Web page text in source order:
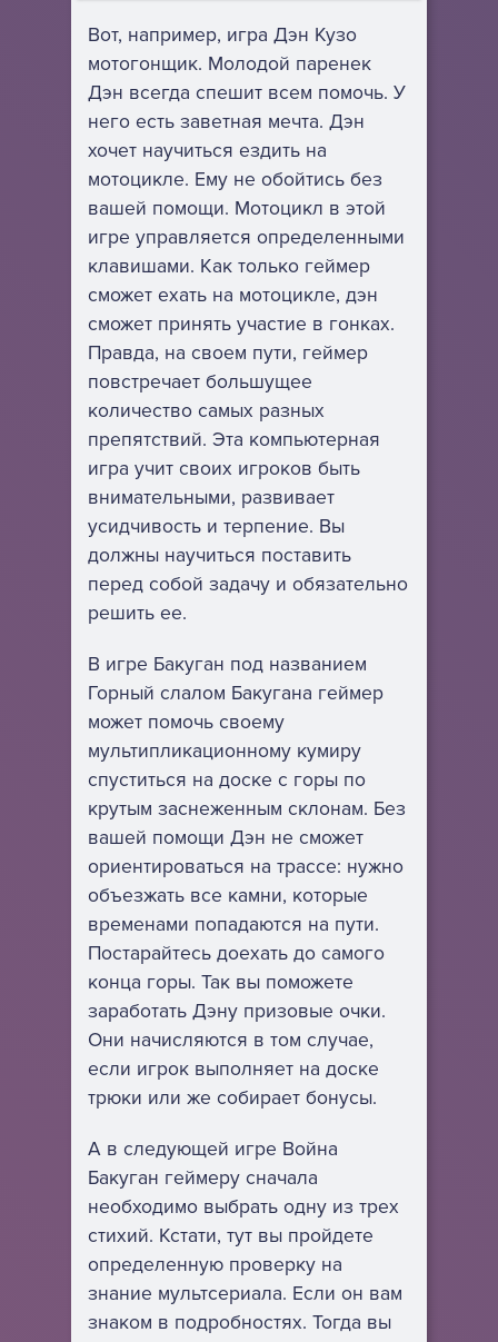
Вот, например, игра Дэн Кузо
мотогонщик. Молодой паренек
Дэн всегда спешит всем помочь. У
него есть заветная мечта. Дэн
хочет научиться ездить на
мотоцикле. Ему не обойтись без
вашей помощи. Мотоцикл в этой
игре управляется определенными
клавишами. Как только геймер
сможет ехать на мотоцикле, дэн
сможет принять участие в гонках.
Правда, на своем пути, геймер
повстречает большущее
количество самых разных
препятствий. Эта компьютерная
игра учит своих игроков быть
внимательными, развивает
усидчивость и терпение. Вы
должны научиться поставить
перед собой задачу и обязательно
решить ее.
В игре Бакуган под названием
Горный слалом Бакугана геймер
может помочь своему
мультипликационному кумиру
спуститься на доске с горы по
крутым заснеженным склонам. Без
вашей помощи Дэн не сможет
ориентироваться на трассе: нужно
объезжать все камни, которые
временами попадаются на пути.
Постарайтесь доехать до самого
конца горы. Так вы поможете
заработать Дэну призовые очки.
Они начисляются в том случае,
если игрок выполняет на доске
трюки или же собирает бонусы.
А в следующей игре Война
Бакуган геймеру сначала
необходимо выбрать одну из трех
стихий. Кстати, тут вы пройдете
определенную проверку на
знание мультсериала. Если он вам
знаком в подробностях. Тогда вы